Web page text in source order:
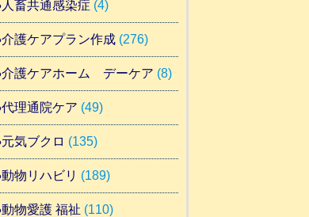
人畜共通感染症 (4)
介護ケアプラン作成(276)
介護ケアホーム デーケア (8)
代理通院ケア (49)
元気ブクロ (135)
動物リハビリ (189)
動物愛護 福祉 (110)